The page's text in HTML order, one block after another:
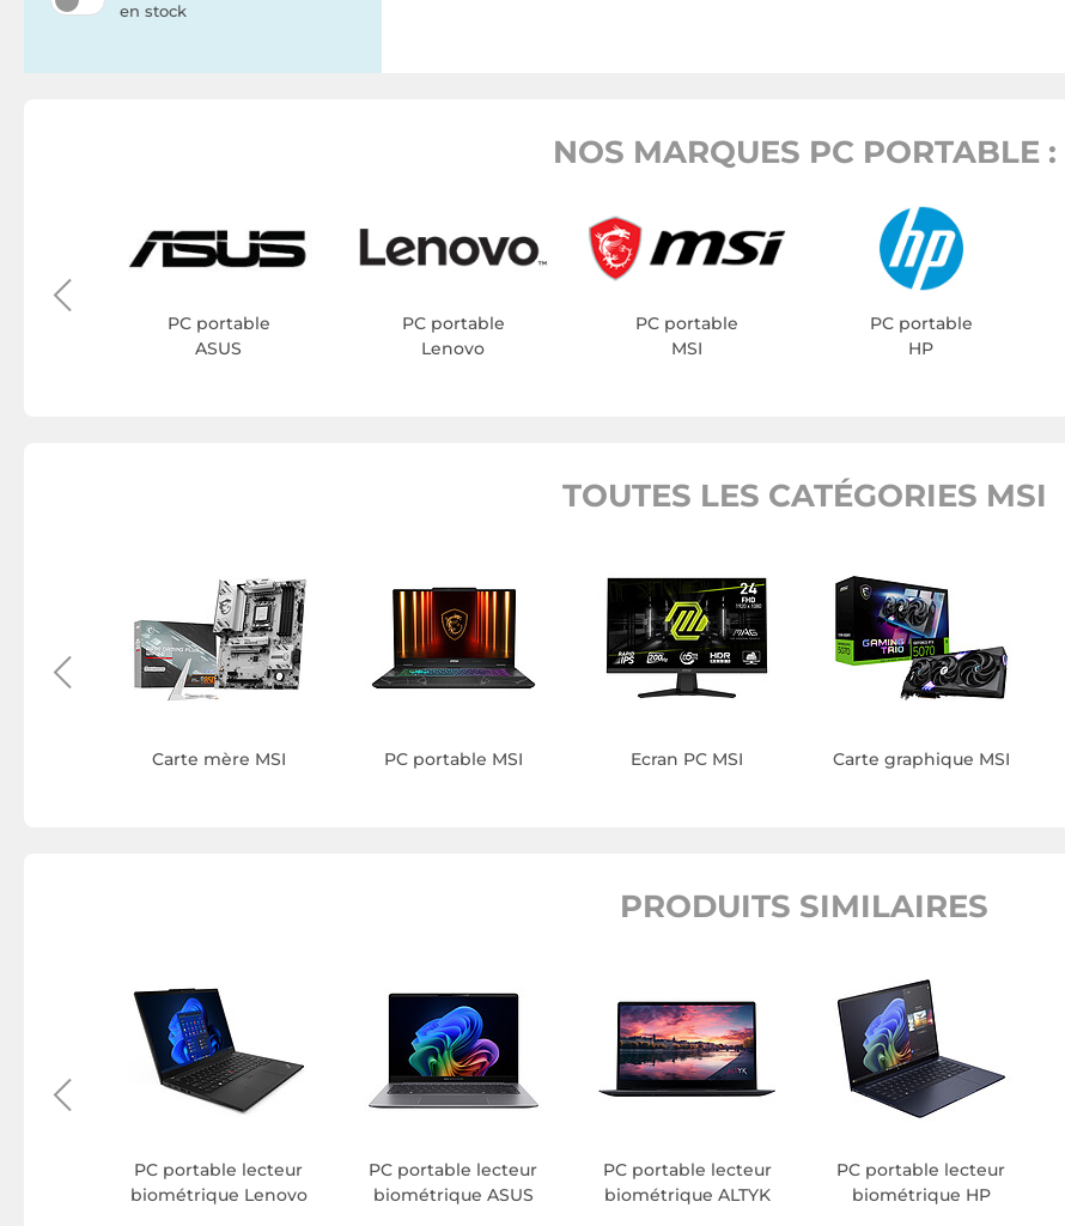
en stock
NOS MARQUES PC PORTABLE :
PC portable
ASUS
PC portable
Lenovo
PC portable
MSI
PC portable
HP
TOUTES LES CATÉGORIES MSI
Carte mère MSI PC portable MSI Ecran PC MSI Carte graphique MSI
PRODUITS SIMILAIRES
PC portable lecteur
biométrique Lenovo
PC portable lecteur
biométrique ASUS
PC portable lecteur
biométrique ALTYK
PC portable lecteur
biométrique HP